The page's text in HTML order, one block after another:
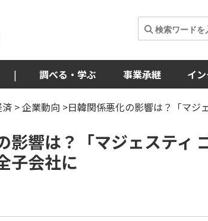
| 調べる・学ぶ 事業承継 イ
済 >企業動向 >日韓関係悪化の影響は？「マジ
影響は？「マジェスティ
子会社に